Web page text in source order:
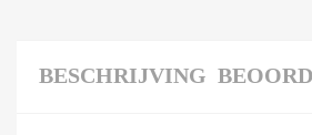
BESCHRIJVING